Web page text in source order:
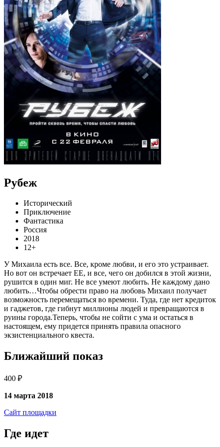
Рубеж
Исторический
Приключение
Фантастика
Россия
2018
12+
У Михаила есть все. Все, кроме любви, и его это устраивает.
Но вот он встречает ЕЕ, и все, чего он добился в этой жизни,
рушится в один миг. Не все умеют любить. Не каждому дано
любить…Чтобы обрести право на любовь Михаил получает
возможность перемещаться во времени. Туда, где нет кредиток
и гаджетов, где гибнут миллионы людей и превращаются в
руины города.Теперь, чтобы не сойти с ума и остаться в
настоящем, ему придется принять правила опасного
экзистенциального квеста.
Ближайший показ
400 ₽
14 марта 2018
Сайт площадки
Где идет